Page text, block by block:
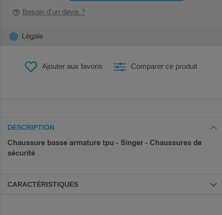
Besoin d’un devis ?
Ajouter aux favoris Comparer ce produit
Légale
DESCRIPTION
Chaussure basse armature tpu - Singer - Chaussures de
sécurité
CARACTÉRISTIQUES